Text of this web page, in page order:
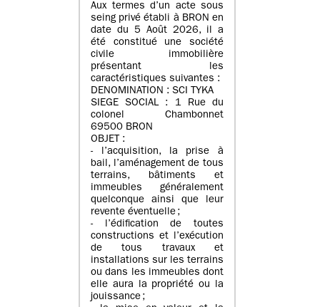
Aux termes d’un acte sous
seing privé établi à BRON en
date du 5 Août 2026, il a
été constitué une société
civile immobilière
présentant les
caractéristiques suivantes :
DENOMINATION : SCI TYKA
SIEGE SOCIAL : 1 Rue du
colonel Chambonnet
69500 BRON
OBJET :
- l’acquisition, la prise à
bail, l’aménagement de tous
terrains, bâtiments et
immeubles généralement
quelconque ainsi que leur
revente éventuelle ;
- l’édification de toutes
constructions et l’exécution
de tous travaux et
installations sur les terrains
ou dans les immeubles dont
elle aura la propriété ou la
jouissance ;